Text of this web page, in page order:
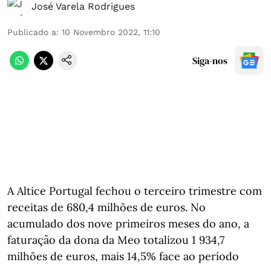
José Varela Rodrigues
Publicado a: 10 Novembro 2022, 11:10
Siga-nos
A Altice Portugal fechou o terceiro trimestre com
receitas de 680,4 milhões de euros. No
acumulado dos nove primeiros meses do ano, a
faturação da dona da Meo totalizou 1 934,7
milhões de euros, mais 14,5% face ao período